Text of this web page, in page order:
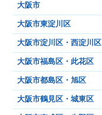
大阪市
大阪市東淀川区
大阪市淀川区・西淀川区
大阪市福島区・此花区
大阪市都島区・旭区
大阪市鶴見区・城東区